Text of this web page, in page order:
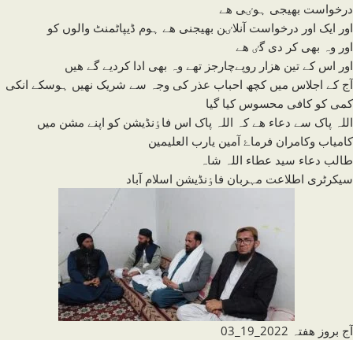
درخواست بھیجی ہوٸی ھے
اور ایک اور درخواست آنلاٸن بھیجنی ھے ہوم ڈیپاٹمنٹ والوں کو
اور وہ بھی کر دی گٸ ھے
اور اس کے تین ھزار روپےچارجز تھے وہ بھی ادا کردیے گے ھیں
آج کے اجلاس میں کچھ احباب عذر کی وجہ سے شریک نھیں ہوسکے انکی
کمی کو کافی محسوس کیا گیا
اللہ پاک سے دعاء ھے کہ اللہ پاک اس فاٶنڈیشن کو اپنے مشن میں
کامیاب وکامران فرماۓ آمین یارب العلیمین
طالب دعاء سید عطاء اللہ شاہ
سیکرٹری اطلاعت مہربان فاٶنڈیشن اسلام آباد
آج بروز ھفتہ 2022_19_03